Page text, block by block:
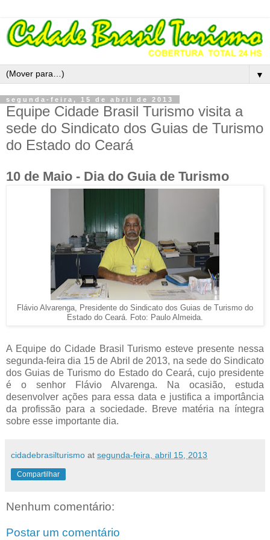
▼
segunda-feira, 15 de abril de 2013
Equipe Cidade Brasil Turismo visita a
sede do Sindicato dos Guias de Turismo
do Estado do Ceará
10 de Maio - Dia do Guia de Turismo
Flávio Alvarenga, Presidente do Sindicato dos Guias de Turismo do
Estado do Ceará. Foto: Paulo Almeida.
A Equipe do Cidade Brasil Turismo esteve presente nessa
segunda-feira dia 15 de Abril de 2013, na sede do Sindicato
dos Guias de Turismo do Estado do Ceará, cujo presidente
é o senhor Flávio Alvarenga. Na ocasião, estuda
desenvolver ações para essa data e justifica a importância
da profissão para a sociedade. Breve matéria na íntegra
sobre esse importante dia.
cidadebrasilturismo at segunda-feira, abril 15, 2013
Compartilhar
Nenhum comentário:
Postar um comentário